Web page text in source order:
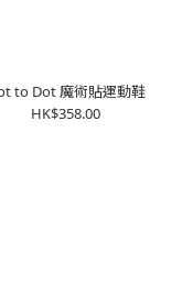
to Dot 魔術貼運動鞋
HK$358.00